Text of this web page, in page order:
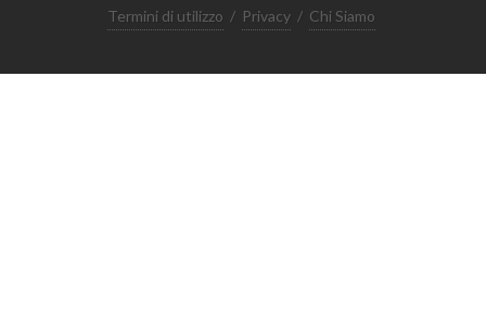
Termini di utilizzo / Privacy / Chi Siamo